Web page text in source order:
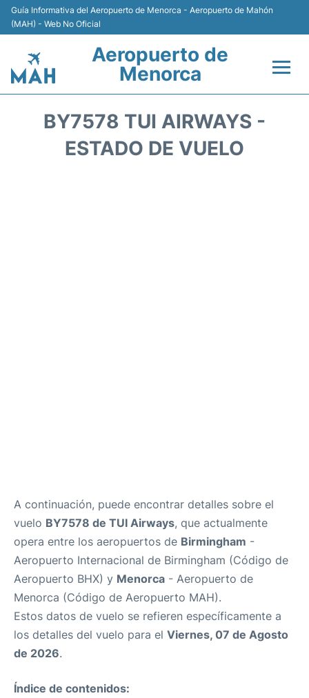
Guía Informativa del Aeropuerto de Menorca - Aeropuerto de Mahón
(MAH) - Web No Oficial
Aeropuerto de
Menorca
BY7578 TUI AIRWAYS -
ESTADO DE VUELO
A continuación, puede encontrar detalles sobre el
vuelo BY7578 de TUI Airways, que actualmente
opera entre los aeropuertos de Birmingham -
Aeropuerto Internacional de Birmingham (Código de
Aeropuerto BHX) y Menorca - Aeropuerto de
Menorca (Código de Aeropuerto MAH).
Estos datos de vuelo se refieren específicamente a
los detalles del vuelo para el Viernes, 07 de Agosto
de 2026.
Índice de contenidos: